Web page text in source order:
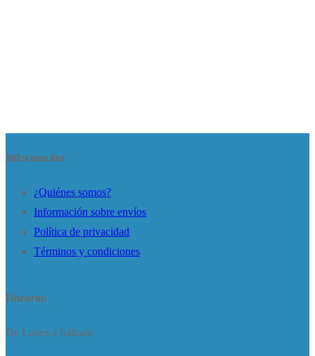
Información
¿Quiénes somos?
Información sobre envíos
Política de privacidad
Términos y condiciones
Horario:
De Lunes a Sábado